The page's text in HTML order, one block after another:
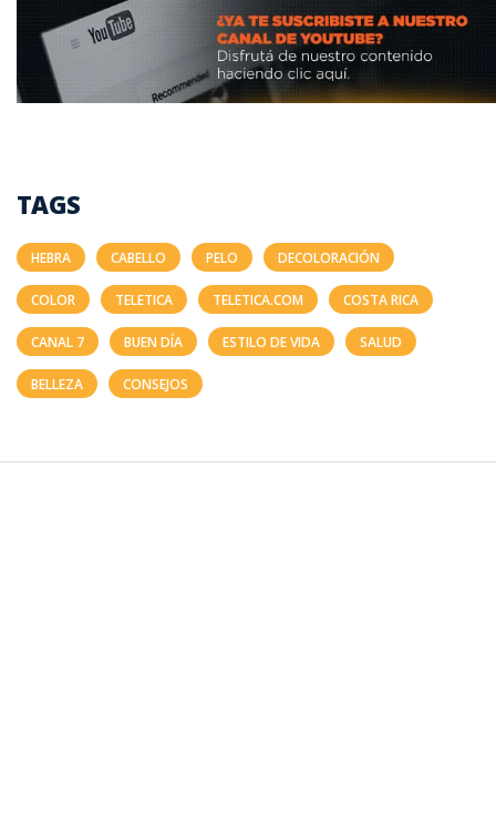
TAGS
HEBRA CABELLO PELO DECOLORACIÓN
COLOR TELETICA TELETICA.COM COSTA RICA
CANAL 7 BUEN DÍA ESTILO DE VIDA SALUD
BELLEZA CONSEJOS